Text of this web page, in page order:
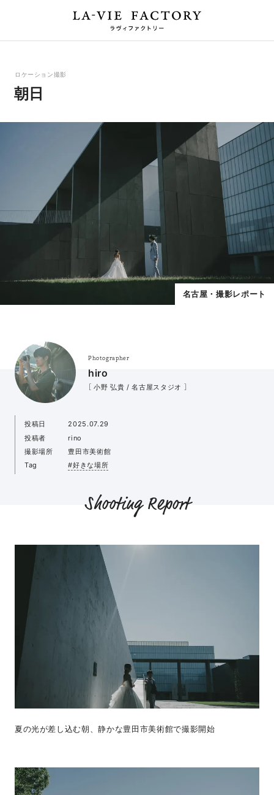
ロケーション撮影
朝日
名古屋・撮影レポート
Photographer
hiro
［ 小野 弘貴 / 名古屋スタジオ ］
投稿日
2025.07.29
投稿者
rino
撮影場所
豊田市美術館
Tag
#好きな場所
Shooting Report
夏の光が差し込む朝、静かな豊田市美術館で撮影開始